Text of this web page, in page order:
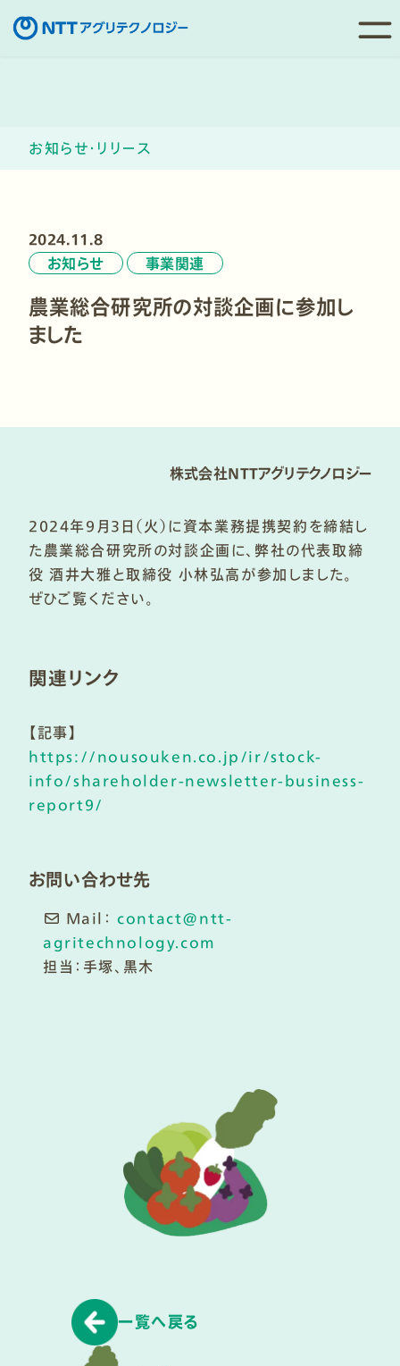
お知らせ・リリース
2024.11.8
お知らせ
事業関連
農業総合研究所の対談企画に参加し
ました
株式会社NTTアグリテクノロジー
2024年9月3日（火）に資本業務提携契約を締結し
た農業総合研究所の対談企画に、弊社の代表取締
役 酒井大雅と取締役 小林弘高が参加しました。
ぜひご覧ください。
関連リンク
【記事】
https://nousouken.co.jp/ir/stock-
info/shareholder-newsletter-business-
report9/
お問い合わせ先
Mail：contact@ntt-
agritechnology.com
担当：手塚、黒木
一覧へ戻る